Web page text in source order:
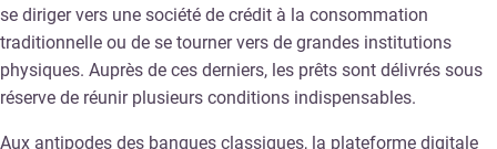
se diriger vers une société de crédit à la consommation
traditionnelle ou de se tourner vers de grandes institutions
physiques. Auprès de ces derniers, les prêts sont délivrés sous
réserve de réunir plusieurs conditions indispensables.
Aux antipodes des banques classiques, la plateforme digitale